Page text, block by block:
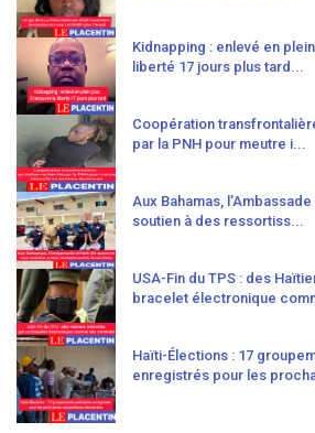
Kidnapping : enlevé en
liberté 17 jours plus tard...
Coopération
par la PNH pour meutre i...
Aux Bahamas,
soutien à des ressortiss...
USA-Fin du TPS : des
bracelet électronique
Haïti-Élections : 17
enregistrés pour les